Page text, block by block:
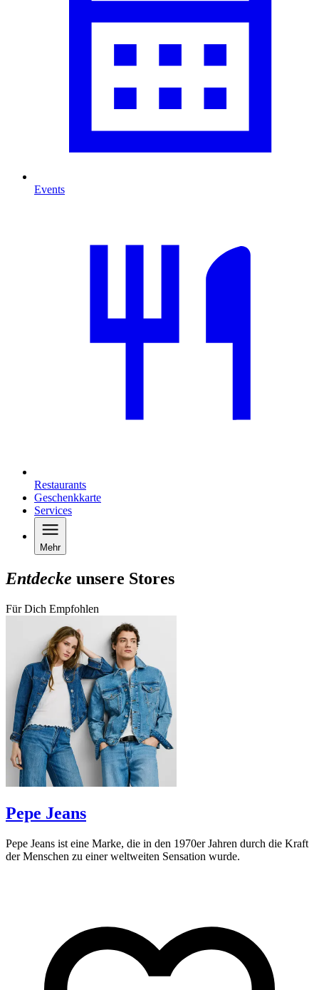
Events
Restaurants
Geschenkkarte
Services
Mehr
Entdecke unsere Stores
Für Dich Empfohlen
Pepe Jeans
Pepe Jeans ist eine Marke, die in den 1970er Jahren durch die Kraft
der Menschen zu einer weltweiten Sensation wurde.